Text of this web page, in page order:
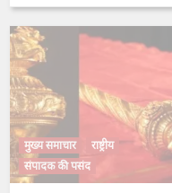
मुख्य समाचार
राष्ट्रीय
संपादक की पसंद